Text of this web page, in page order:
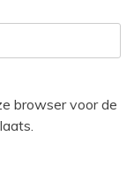
browser voor de